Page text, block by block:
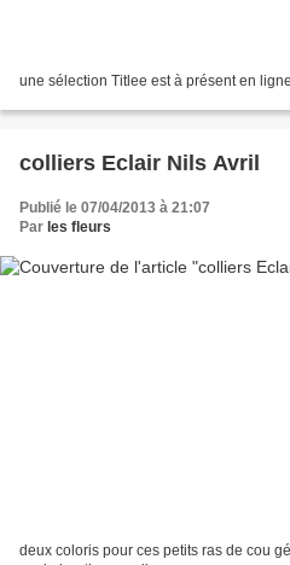
une sélection Titlee est à présent en ligne
colliers Eclair Nils Avril
Publié le 07/04/2013 à 21:07
Par les fleurs
deux coloris pour ces petits ras de cou